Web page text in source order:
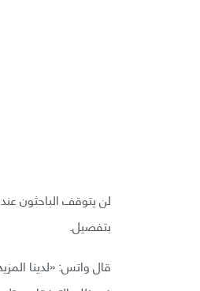
لن يتوقف الباحثون
بتفصيل.
قال واتس: «لدينا